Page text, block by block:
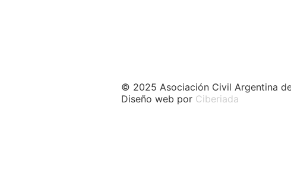
© 2025 Asociación Civil Argentina
Diseño web por Ciberiada